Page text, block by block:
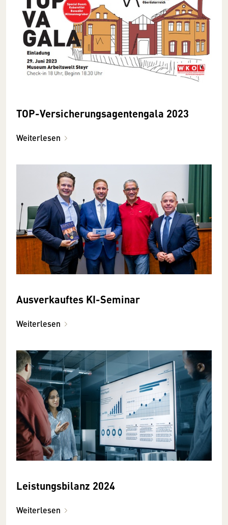
TOP-Versicherungsagentengala 2023
Weiterlesen
Ausverkauftes KI-Seminar
Weiterlesen
Leistungsbilanz 2024
Weiterlesen